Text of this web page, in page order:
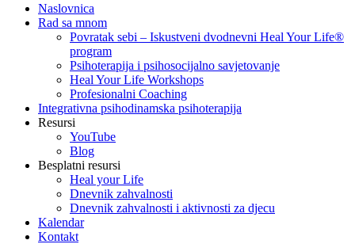
Naslovnica
Rad sa mnom
Povratak sebi – Iskustveni dvodnevni Heal Your Life®
program
Psihoterapija i psihosocijalno savjetovanje
Heal Your Life Workshops
Profesionalni Coaching
Integrativna psihodinamska psihoterapija
Resursi
YouTube
Blog
Besplatni resursi
Heal your Life
Dnevnik zahvalnosti
Dnevnik zahvalnosti i aktivnosti za djecu
Kalendar
Kontakt